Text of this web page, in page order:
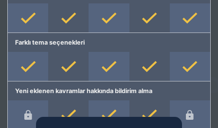
Farklı tema seçenekleri
Yeni eklenen kavramlar hakkında bildirim alma